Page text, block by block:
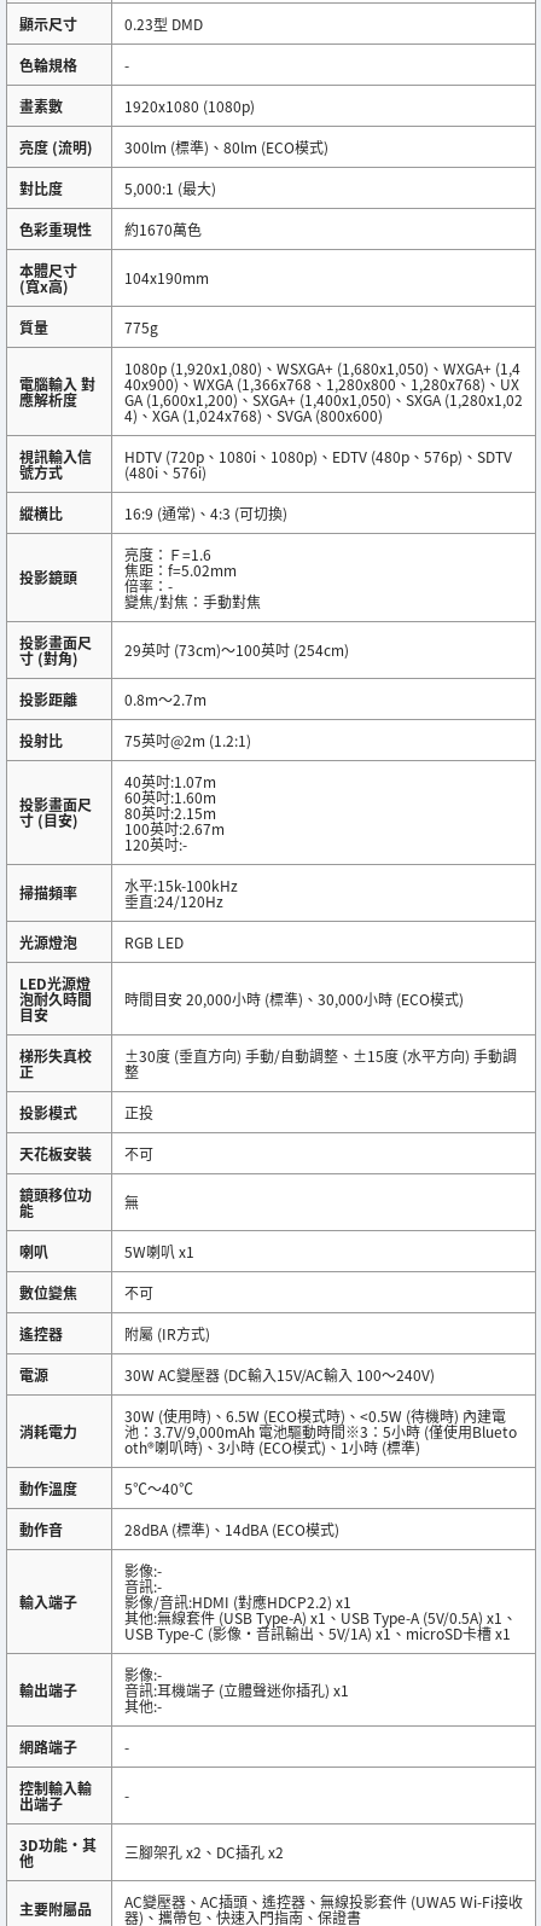
顯示尺寸
0.23型 DMD
色輪規格
-
畫素數
1920x1080 (1080p)
亮度 (流明)
300lm (標準)、80lm (ECO模式)
對比度
5,000:1 (最大)
色彩重現性
約1670萬色
本體尺寸
(寬x高) 104x190mm
質量 775g
電腦輸入 對
應解析度
1080p (1,920x1,080)、WSXGA+ (1,680x1,050)、WXGA+ (1,4
40x900)、WXGA (1,366x768、1,280x800、1,280x768)、UX
GA (1,600x1,200)、SXGA+ (1,400x1,050)、SXGA (1,280x1,02
4)、XGA (1,024x768)、SVGA (800x600)
視訊輸入信
號方式
HDTV (720p、1080i、1080p)、EDTV (480p、576p)、SDTV
(480i、576i)
縱橫比
16:9 (通常)、4:3 (可切換)
投影鏡頭
亮度：Ｆ=1.6
焦距：f=5.02mm
倍率：-
變焦/對焦：手動對焦
投影畫面尺
寸 (對角) 29英吋 (73cm)～100英吋 (254cm)
投影距離
0.8m～2.7m
投射比
75英吋@2m (1.2:1)
投影畫面尺
寸 (目安)
40英吋:1.07m
60英吋:1.60m
80英吋:2.15m
100英吋:2.67m
120英吋:-
掃描頻率 水平:15k-100kHz
垂直:24/120Hz
光源燈泡
RGB LED
LED光源燈
泡耐久時間
目安
時間目安 20,000小時 (標準)、30,000小時 (ECO模式)
梯形失真校
正
±30度 (垂直方向) 手動/自動調整、±15度 (水平方向) 手動調
整
投影模式
正投
天花板安裝
不可
鏡頭移位功
能 無
喇叭
5W喇叭 x1
數位變焦
不可
遙控器
附屬 (IR方式)
電源
30W AC變壓器 (DC輸入15V/AC輸入 100～240V)
消耗電力
30W (使用時)、6.5W (ECO模式時)、<0.5W (待機時) 內建電
池：3.7V/9,000mAh 電池驅動時間※3：5小時 (僅使用Blueto
oth®喇叭時)、3小時 (ECO模式)、1小時 (標準)
動作溫度
5℃～40℃
動作音
28dBA (標準)、14dBA (ECO模式)
輸入端子
影像:-
音訊:-
影像/音訊:HDMI (對應HDCP2.2) x1
其他:無線套件 (USB Type-A) x1、USB Type-A (5V/0.5A) x1、
USB Type-C (影像・音訊輸出、5V/1A) x1、microSD卡槽 x1
輸出端子
影像:-
音訊:耳機端子 (立體聲迷你插孔) x1
其他:-
網路端子
-
控制輸入輸
出端子 -
3D功能・其
他 三腳架孔 x2、DC插孔 x2
主要附屬品 AC變壓器、AC插頭、遙控器、無線投影套件 (UWA5 Wi-Fi接收
器)、攜帶包、快速入門指南、保證書